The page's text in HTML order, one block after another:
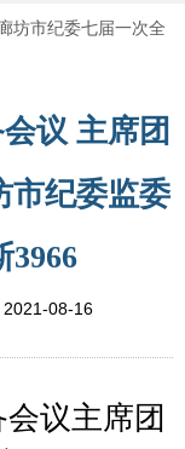
坊市纪委七届一次全
议 主席团
市纪委监委
3966
2021-08-16
议主席团